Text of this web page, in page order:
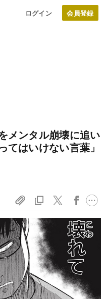
ログイン
メンタル崩壊に追い
はいけない言葉」